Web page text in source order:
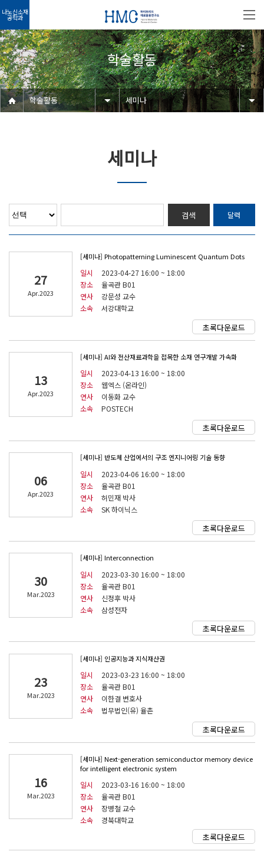
나노신소재
공학과
학술활동
학술활동 세미나
세미나
검색 달력
27
Apr.2023
[세미나] Photopatterning Luminescent Quantum Dots
일시
2023-04-27 16:00 ~ 18:00
장소
율곡관 B01
연사
강문성 교수
소속
서강대학교
초록다운로드
13
Apr.2023
[세미나] AI와 전산재료과학을 접목한 소재 연구개발 가속화
일시
2023-04-13 16:00 ~ 18:00
장소
웹엑스 (온라인)
연사
이동화 교수
소속
POSTECH
초록다운로드
06
Apr.2023
[세미나] 반도체 산업에서의 구조 엔지니어링 기술 동향
일시
2023-04-06 16:00 ~ 18:00
장소
율곡관 B01
연사
허민재 박사
소속
SK 하이닉스
초록다운로드
30
Mar.2023
[세미나] Interconnection
일시
2023-03-30 16:00 ~ 18:00
장소
율곡관 B01
연사
신정후 박사
소속
삼성전자
초록다운로드
23
Mar.2023
[세미나] 인공지능과 지식재산권
일시
2023-03-23 16:00 ~ 18:00
장소
율곡관 B01
연사
이한결 변호사
소속
법무법인(유) 율촌
초록다운로드
16
Mar.2023
[세미나] Next-generation semiconductor memory device
for intelligent electronic system
일시
2023-03-16 16:00 ~ 18:00
장소
율곡관 B01
연사
장병철 교수
소속
경북대학교
초록다운로드